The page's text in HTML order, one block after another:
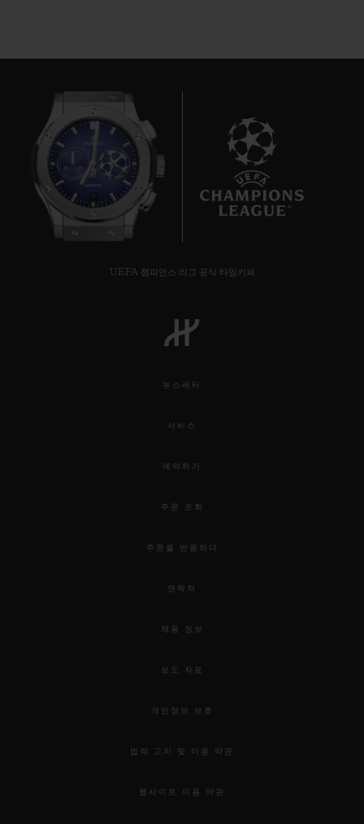
UEFA 챔피언스 리그 공식 타임키퍼
뉴스레터
서비스
예약하기
주문 조회
주문을 반품하다
연락처
채용 정보
보도 자료
개인정보 보호
법적 고지 및 이용 약관
웹사이트 이용 약관